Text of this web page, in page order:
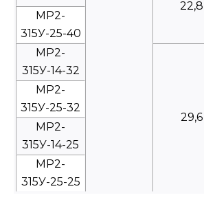
22,8
МР2-
315У-25-40
МР2-
315У-14-32
29,6
МР2-
315У-25-32
МР2-
315У-14-25
МР2-
315У-25-25